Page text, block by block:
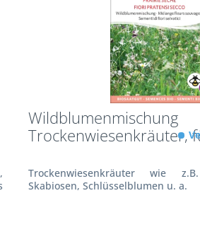
Wildblumenmischung
Trockenwiesenkräuter,
Trockenwiesenkräuter wie
Skabiosen, Schlüsselblumen u. a.